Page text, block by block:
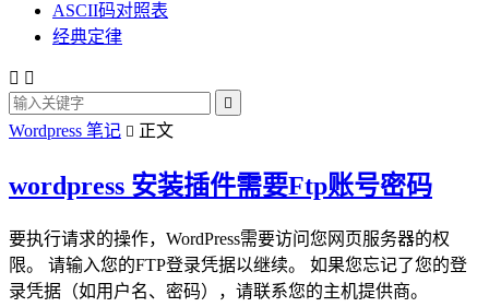
ASCII码对照表
经典定律
 

Wordpress 笔记  正文
wordpress 安装插件需要Ftp账号密码
要执行请求的操作，WordPress需要访问您网页服务器的权
限。 请输入您的FTP登录凭据以继续。 如果您忘记了您的登
录凭据（如用户名、密码），请联系您的主机提供商。